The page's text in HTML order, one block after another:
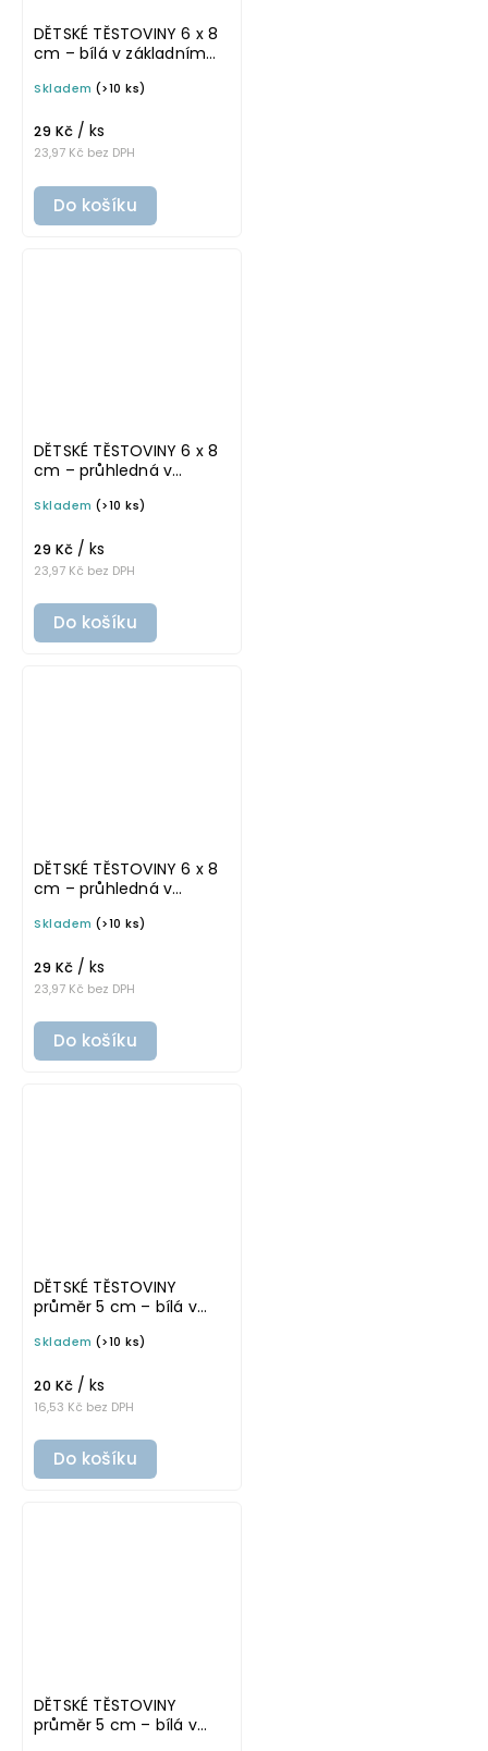
DĚTSKÉ TĚSTOVINY 6 x 8
cm – bílá v základním
samolepka na
Skladem (>10 ks)
23,97 Kč bez DPH
29 Kč / ks
Do košíku
DĚTSKÉ TĚSTOVINY 6 x 8
cm – průhledná v
omyvatelná samolepka
Skladem (>10 ks)
23,97 Kč bez DPH
29 Kč / ks
Do košíku
DĚTSKÉ TĚSTOVINY 6 x 8
cm – průhledná v
omyvatelná samolepka
Skladem (>10 ks)
23,97 Kč bez DPH
29 Kč / ks
Do košíku
DĚTSKÉ TĚSTOVINY
průměr 5 cm – bílá v
omyvatelná samolepka
Skladem (>10 ks)
16,53 Kč bez DPH
20 Kč / ks
Do košíku
DĚTSKÉ TĚSTOVINY
průměr 5 cm – bílá v